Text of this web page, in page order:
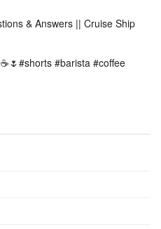
& Answers || Cruise Ship
#barista #coffee